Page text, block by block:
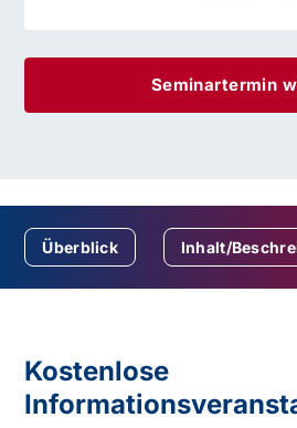
Seminartermin
Überblick Inhalt/
Kostenlose